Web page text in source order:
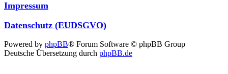
Impressum
Datenschutz (EUDSGVO)
Powered by phpBB® Forum Software © phpBB Group
Deutsche Übersetzung durch phpBB.de